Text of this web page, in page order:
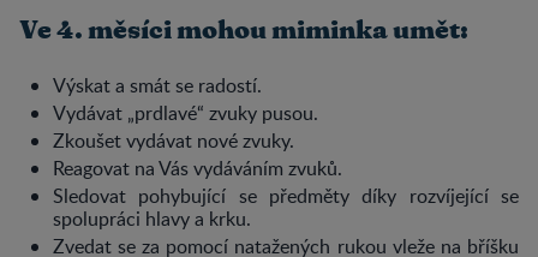
Ve 4. měsíci mohou miminka umět:
Výskat a smát se radostí.
Vydávat „prdlavé“ zvuky pusou.
Zkoušet vydávat nové zvuky.
Reagovat na Vás vydáváním zvuků.
Sledovat pohybující se předměty díky rozvíjející se
spolupráci hlavy a krku.
Zvedat se za pomocí natažených rukou vleže na bříšku